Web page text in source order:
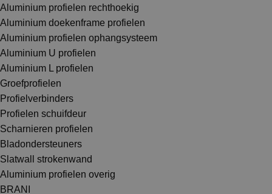
Aluminium profielen rechthoekig
Aluminium doekenframe profielen
Aluminium profielen ophangsysteem
Aluminium U profielen
Aluminium L profielen
Groefprofielen
Profielverbinders
Profielen schuifdeur
Scharnieren profielen
Bladondersteuners
Slatwall strokenwand
Aluminium profielen overig
BRANI